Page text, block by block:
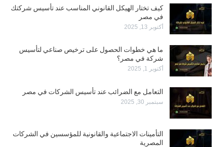
كيف تختار الهيكل القانوني المناسب عند تأسيس شركتك
في مصر
أكتوبر 13, 2025
ما هي خطوات الحصول على ترخيص صناعي لتأسيس
شركة في مصر؟
أكتوبر 1, 2025
التعامل مع الضرائب عند تأسيس الشركات في مصر
سبتمبر 30, 2025
التأمينات الاجتماعية والقانونية للمؤسسين في الشركات
المصرية